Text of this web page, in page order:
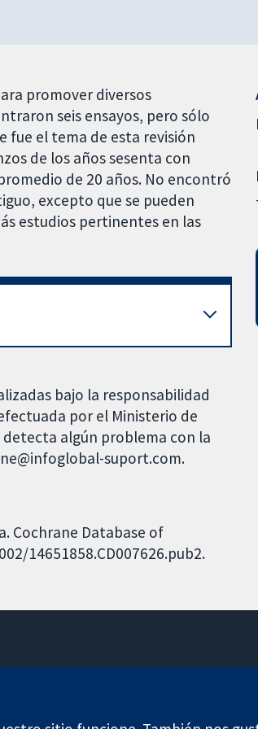
promover diversos
seis ensayos, pero sólo
fue el tema de esta revisión
de los años sesenta con
de 20 años. No encontró
excepto que se pueden
estudios pertinentes en las
bajo la responsabilidad
por el Ministerio de
detecta algún problema con la
suport.com.
Cochrane Database of
14651858.CD007626.pub2.